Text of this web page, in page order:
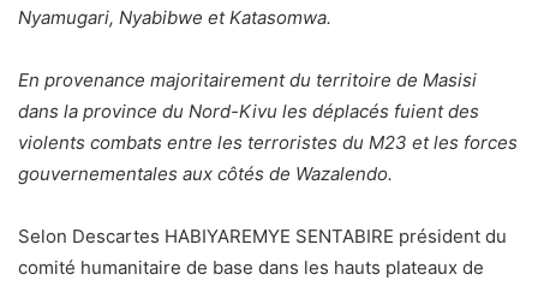
Nyamugari, Nyabibwe et Katasomwa.
En provenance majoritairement du territoire de Masisi
dans la province du Nord-Kivu les déplacés fuient des
violents combats entre les terroristes du M23 et les forces
gouvernementales aux côtés de Wazalendo.
Selon Descartes HABIYAREMYE SENTABIRE président du
comité humanitaire de base dans les hauts plateaux de